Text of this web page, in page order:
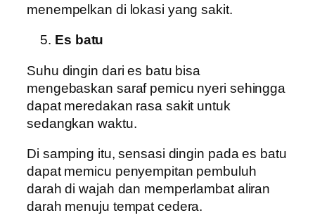
menempelkan di lokasi yang sakit.
Es batu
Suhu dingin dari es batu bisa
mengebaskan saraf pemicu nyeri sehingga
dapat meredakan rasa sakit untuk
sedangkan waktu.
Di samping itu, sensasi dingin pada es batu
dapat memicu penyempitan pembuluh
darah di wajah dan memperlambat aliran
darah menuju tempat cedera.